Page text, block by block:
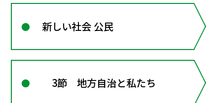
新しい社会 公民
3節 地方自治と私たち